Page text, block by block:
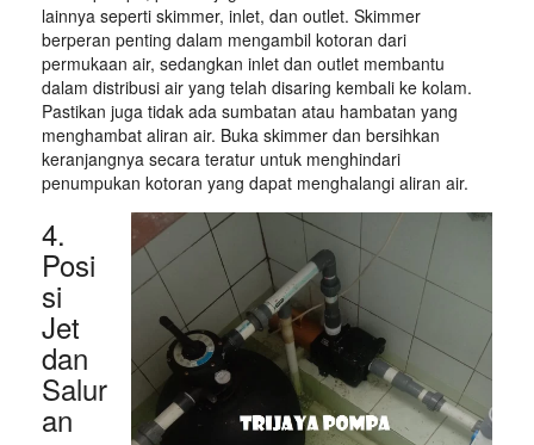
lainnya seperti skimmer, inlet, dan outlet. Skimmer
berperan penting dalam mengambil kotoran dari
permukaan air, sedangkan inlet dan outlet membantu
dalam distribusi air yang telah disaring kembali ke kolam.
Pastikan juga tidak ada sumbatan atau hambatan yang
menghambat aliran air. Buka skimmer dan bersihkan
keranjangnya secara teratur untuk menghindari
penumpukan kotoran yang dapat menghalangi aliran air.
4.
Posi
si
Jet
dan
Salur
an